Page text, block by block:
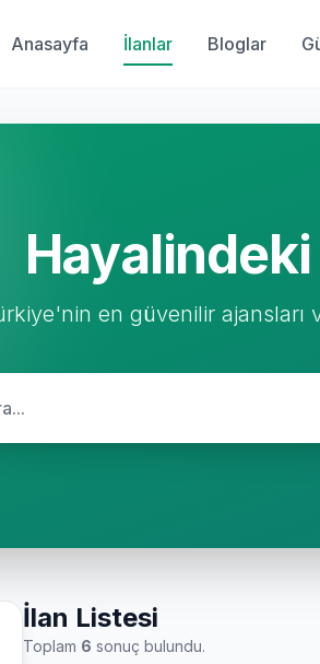
Anasayfa İlanlar Bloglar
en güvenilir ajansları
İlan Listesi
Toplam 6 sonuç bulundu.